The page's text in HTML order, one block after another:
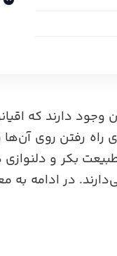
وجود دارند که
راه رفتن روی
بکر و
در ادامه به